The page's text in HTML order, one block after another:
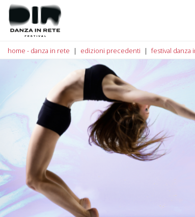
home - danza in rete edizioni precedenti festival danza